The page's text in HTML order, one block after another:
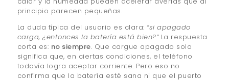
principio parecen pequeñas.
La duda típica del usuario es clara: “si apagado
carga, ¿entonces la batería está bien?”La respuesta
corta es: no siempre. Que cargue apagado solo
significa que, en ciertas condiciones, el teléfono
todavía logra aceptar corriente. Pero eso no
confirma que la batería esté sana ni que el puerto